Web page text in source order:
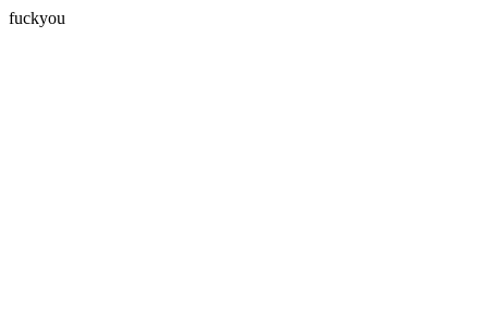
fuckyou